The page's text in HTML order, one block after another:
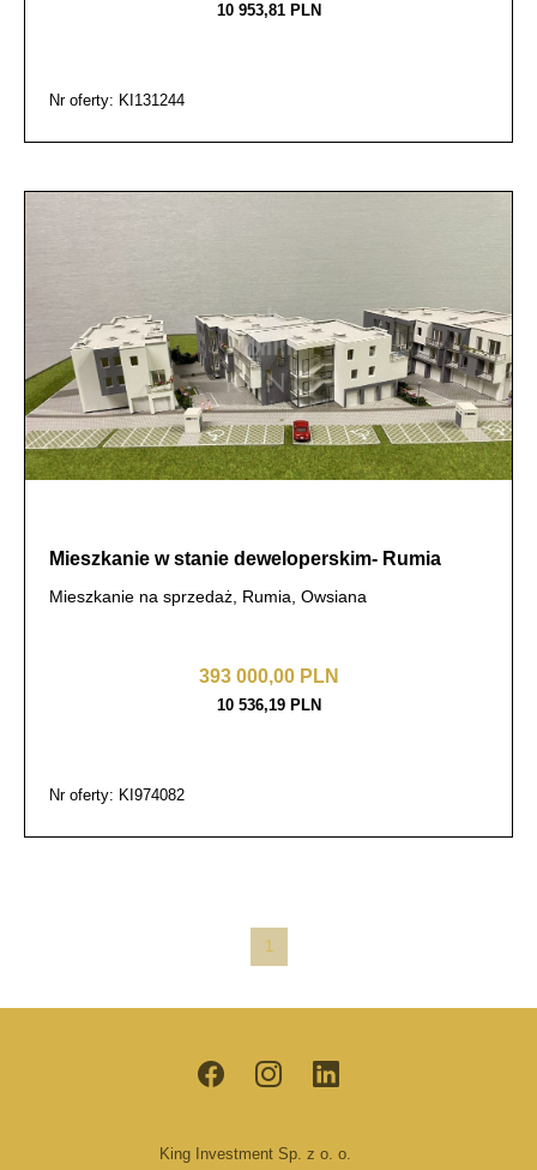
10 953,81 PLN
Nr oferty: KI131244
Mieszkanie w stanie deweloperskim- Rumia
Mieszkanie na sprzedaż, Rumia, Owsiana
393 000,00 PLN
10 536,19 PLN
Nr oferty: KI974082
1
King Investment Sp. z o. o.